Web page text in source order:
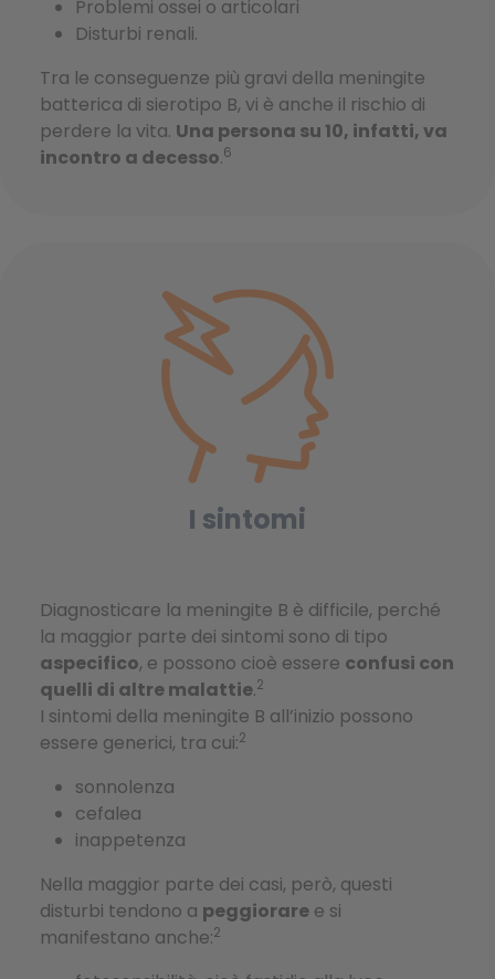
Problemi ossei o articolari
Disturbi renali.
Tra le conseguenze più gravi della meningite
batterica di sierotipo B, vi è anche il rischio di
perdere la vita. Una persona su 10, infatti, va
incontro a decesso.6
I sintomi
Diagnosticare la meningite B è difficile, perché
la maggior parte dei sintomi sono di tipo
aspecifico, e possono cioè essere confusi con
quelli di altre malattie.2
I sintomi della meningite B all’inizio possono
essere generici, tra cui:2
sonnolenza
cefalea
inappetenza
Nella maggior parte dei casi, però, questi
disturbi tendono a peggiorare e si
manifestano anche:2